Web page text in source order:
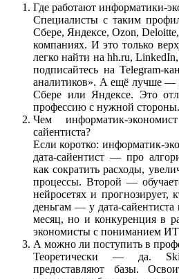
Где работают информатики-
Специалисты с таким
Сбере, Яндексе, Ozon,
компаниях. И это только
легко найти на hh.ru,
подписайтесь на Telegram-
аналитиков». А ещё лучше —
Сбере или Яндексе. Это
профессию с нужной стороны.
Чем информатик-
сайентиста?
Если коротко: информатик-
дата-сайентист — про
как сократить расходы,
процессы. Второй —
нейросетях и прогнозирует,
деньгам — у дата-
месяц, но и конкуренция в
экономисты с пониманием
А можно ли поступить в
Теоретически — да.
предоставляют базы.